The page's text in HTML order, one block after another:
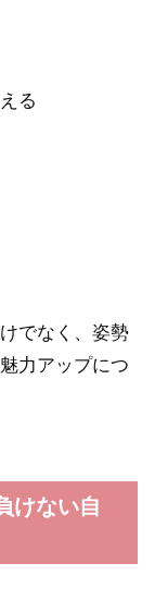
る
でなく、姿勢
力アップにつ
けない自